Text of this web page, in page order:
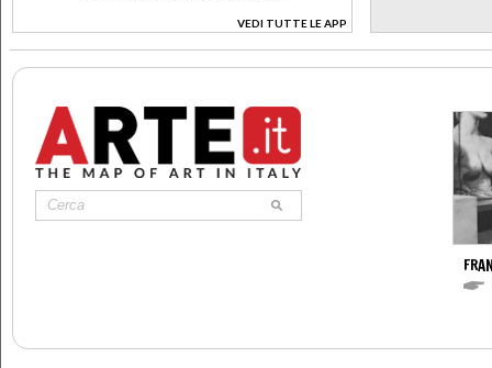
VEDI TUTTE LE APP
>